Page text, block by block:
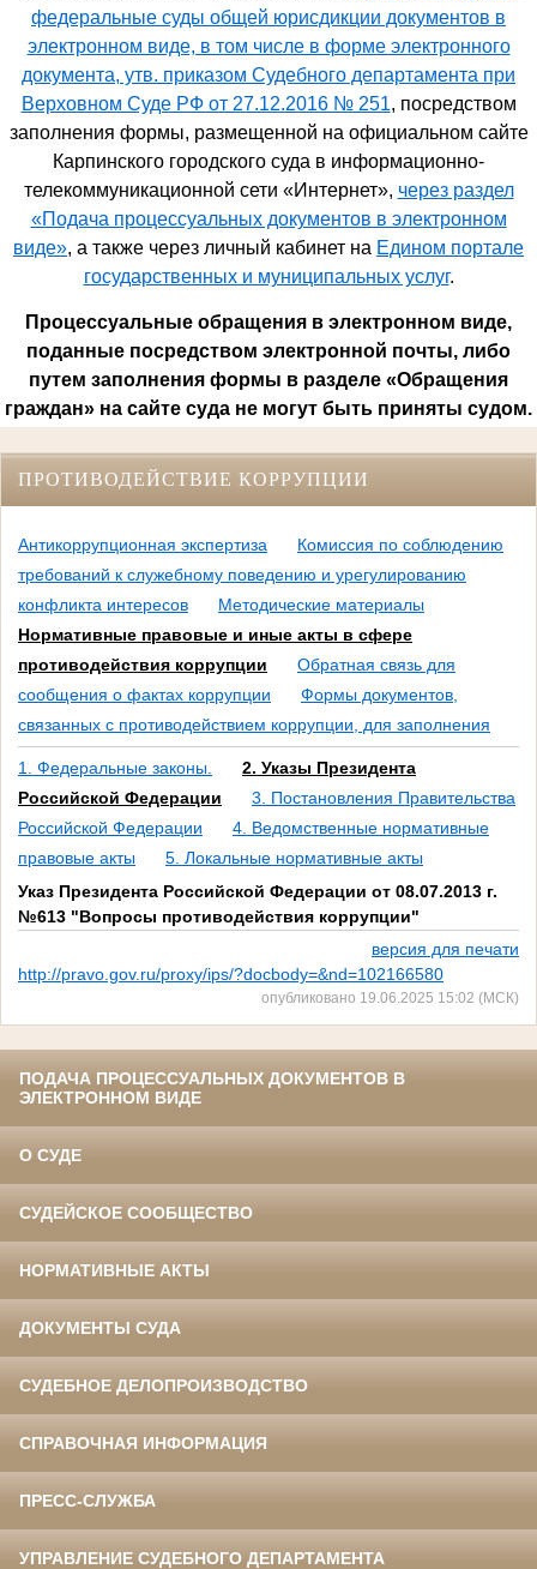
федеральные суды общей юрисдикции документов в
электронном виде, в том числе в форме электронного
документа, утв. приказом Судебного департамента при
Верховном Суде РФ от 27.12.2016 № 251, посредством
заполнения формы, размещенной на официальном сайте
Карпинского городского суда в информационно-
телекоммуникационной сети «Интернет», через раздел
«Подача процессуальных документов в электронном
виде», а также через личный кабинет на Едином портале
государственных и муниципальных услуг.
Процессуальные обращения в электронном виде,
поданные посредством электронной почты, либо
путем заполнения формы в разделе «Обращения
граждан» на сайте суда не могут быть приняты судом.
ПРОТИВОДЕЙСТВИЕ КОРРУПЦИИ
Антикоррупционная экспертиза
Комиссия по соблюдению
требований к служебному поведению и урегулированию
конфликта интересов
Методические материалы
Нормативные правовые и иные акты в сфере
противодействия коррупции
Обратная связь для
сообщения о фактах коррупции
Формы документов,
связанных с противодействием коррупции, для заполнения
1. Федеральные законы.
2. Указы Президента
Российской Федерации
3. Постановления Правительства
Российской Федерации
4. Ведомственные нормативные
правовые акты
5. Локальные нормативные акты
Указ Президента Российской Федерации от 08.07.2013 г.
№613 "Вопросы противодействия коррупции"
версия для печати
http://pravo.gov.ru/proxy/ips/?docbody=&nd=102166580
опубликовано 19.06.2025 15:02 (МСК)
ПОДАЧА ПРОЦЕССУАЛЬНЫХ ДОКУМЕНТОВ В
ЭЛЕКТРОННОМ ВИДЕ
О СУДЕ
СУДЕЙСКОЕ СООБЩЕСТВО
НОРМАТИВНЫЕ АКТЫ
ДОКУМЕНТЫ СУДА
СУДЕБНОЕ ДЕЛОПРОИЗВОДСТВО
СПРАВОЧНАЯ ИНФОРМАЦИЯ
ПРЕСС-СЛУЖБА
УПРАВЛЕНИЕ СУДЕБНОГО ДЕПАРТАМЕНТА